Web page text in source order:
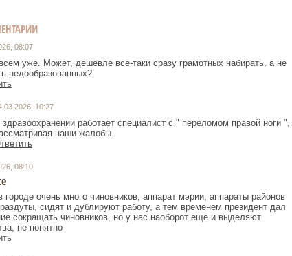
08:07
уже. Может, дешевле все-таки сразу грамотных набирать, а не
недообразованных?
10:27
здравоохранении работает специалист с " переломом правой ноги ",
наши жалобы.
08:10
городе очень много чиновников, аппарат мэрии, аппараты районов
сидят и дублируют работу, а тем временем президент дал
сокращать чиновников, но у нас наоборот еще и выделяют
не понятно